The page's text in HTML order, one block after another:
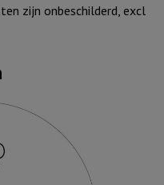
zijn onbeschilderd, excl